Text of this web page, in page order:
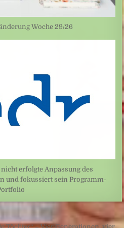
Woche 29/26
erfolgte Anpassung des
und fokussiert sein Programm-